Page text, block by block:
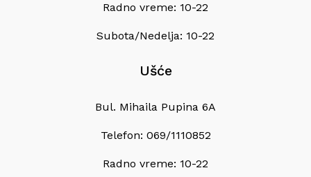
Radno vreme: 10-22
Subota/Nedelja: 10-22
Ušće
Bul. Mihaila Pupina 6A
Telefon: 069/1110852
Radno vreme: 10-22